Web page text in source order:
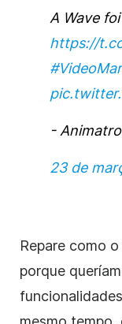
A Wave
https://
-
23 de
Repare como
porque